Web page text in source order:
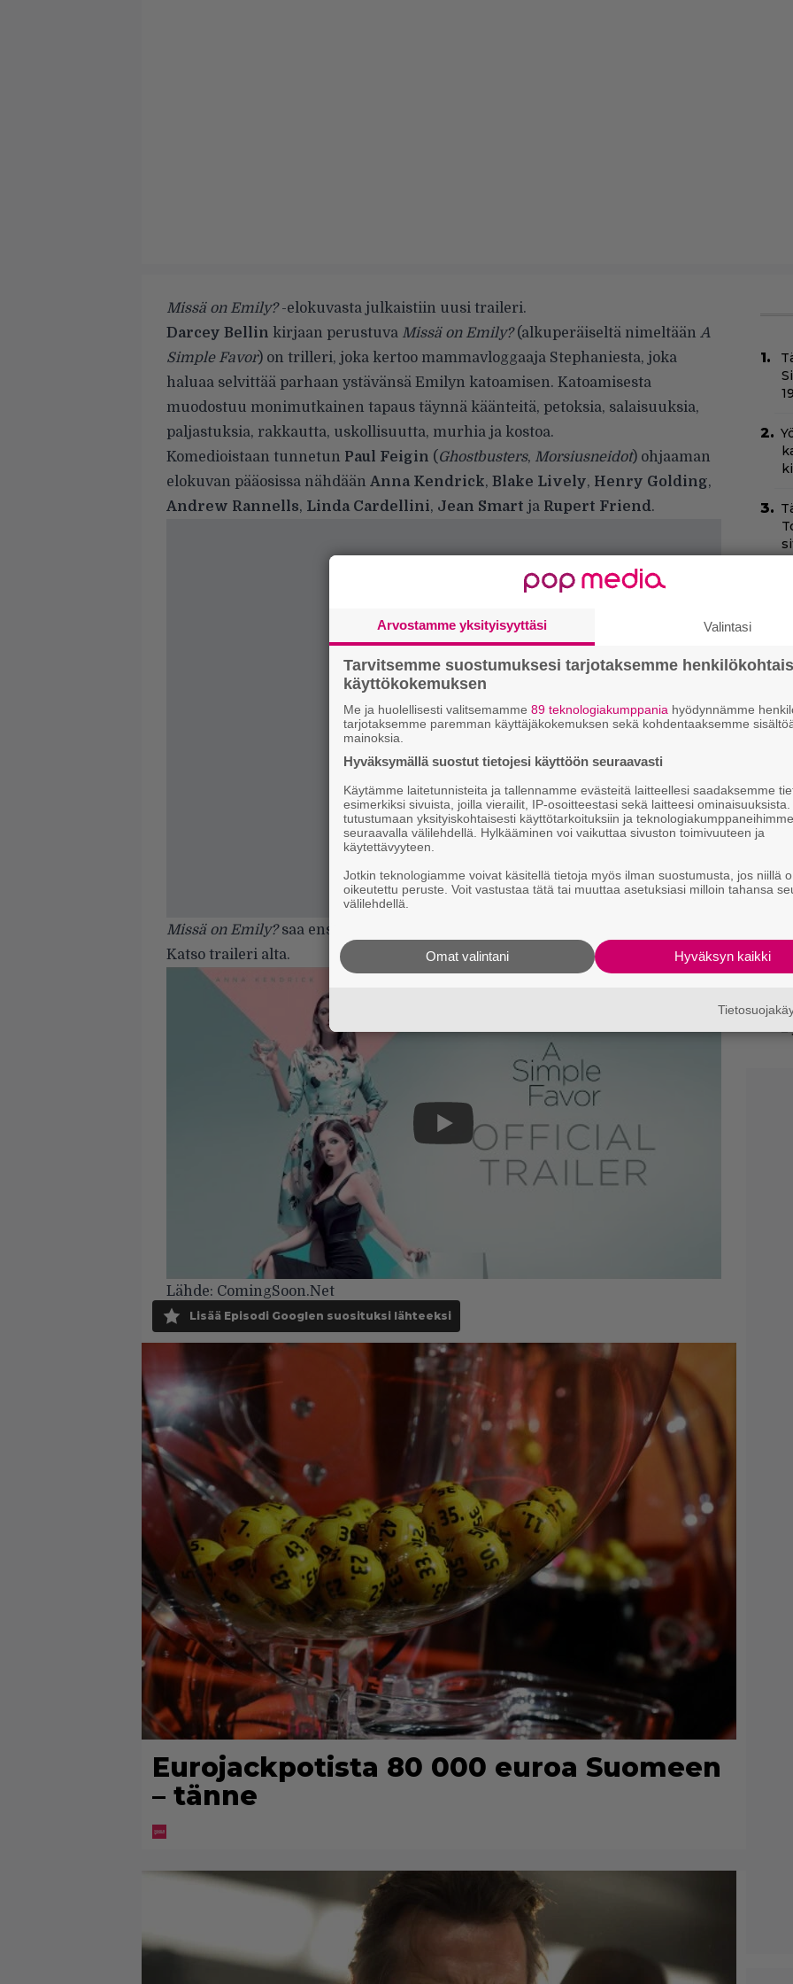
Missä on Emily?-elokuvasta julkaistiin uusi traileri.
Darcey Bellin kirjaan perustuva Missä on Emily?(alkuperäiseltä nimeltään A
Simple Favor) on trilleri, joka kertoo mammavloggaaja Stephaniesta, joka
haluaa selvittää parhaan ystävänsä Emilyn katoamisen. Katoamisesta
muodostuu monimutkainen tapaus täynnä käänteitä, petoksia, salaisuuksia,
paljastuksia, rakkautta, uskollisuutta, murhia ja kostoa.
Komedioistaan tunnetun Paul Feigin ( Ghostbusters, Morsiusneidot) ohjaaman
elokuvan pääosissa nähdään Anna Kendrick, Blake Lively, Henry Golding,
Andrew Rannells, Linda Cardellini, Jean Smart ja Rupert Friend.
Missä on Emily?saa ensi-iltansa Suomessa 21. syyskuuta.
Katso traileri alta.
Lähde: ComingSoon.Net
Lisää Episodi Googlen suosituksi lähteeksi
Eurojackpotista 80 000 euroa Suomeen
– tänne
–
Arvostamme yksityisyyttäsi Valintasi
Tarvitsemme suostumuksesi tarjotaksemme
käyttökokemuksen
Me ja huolellisesti valitsemamme 89 teknologiakumppania hyödynnämme
tarjotaksemme paremman käyttäjäkokemuksen sekä kohdentaaksemme
mainoksia.
Hyväksymällä suostut tietojesi käyttöön seuraavasti
Käytämme laitetunnisteita ja tallennamme evästeitä laitteellesi saadaksemme
esimerkiksi sivuista, joilla vierailit, IP-osoitteestasi sekä laitteesi
tutustumaan yksityiskohtaisesti käyttötarkoituksiin ja teknologiakumppaneihimme
seuraavalla välilehdellä. Hylkääminen voi vaikuttaa sivuston toimivuuteen ja
käytettävyyteen.
Jotkin teknologiamme voivat käsitellä tietoja myös ilman suostumusta, jos niillä
oikeutettu peruste. Voit vastustaa tätä tai muuttaa asetuksiasi milloin tahansa
välilehdellä.
Hyväksyn kaikki
Omat valintani